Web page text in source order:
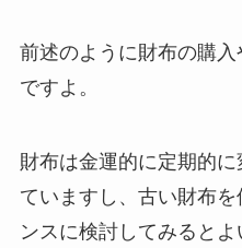
前述のように財布の購
ですよ。
財布は金運的に定期的
ていますし、古い財布
ンスに検討してみるとよ